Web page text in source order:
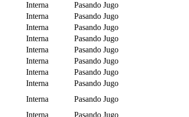
Interna
Pasando Jugo
Interna
Pasando Jugo
Interna
Pasando Jugo
Interna
Pasando Jugo
Interna
Pasando Jugo
Interna
Pasando Jugo
Interna
Pasando Jugo
Interna
Pasando Jugo
Interna
Pasando Jugo
Interna Pasando Jugo